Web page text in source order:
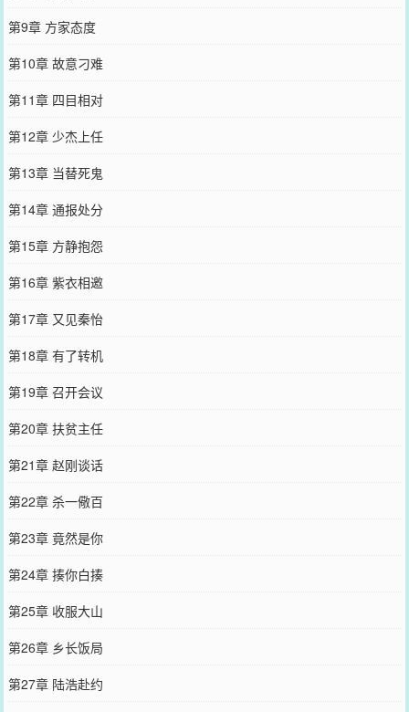
第9章 方家态度
第10章 故意刁难
第11章 四目相对
第12章 少杰上任
第13章 当替死鬼
第14章 通报处分
第15章 方静抱怨
第16章 紫衣相邀
第17章 又见秦怡
第18章 有了转机
第19章 召开会议
第20章 扶贫主任
第21章 赵刚谈话
第22章 杀一儆百
第23章 竟然是你
第24章 揍你白揍
第25章 收服大山
第26章 乡长饭局
第27章 陆浩赴约